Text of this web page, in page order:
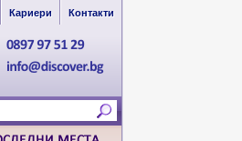
Кариери Контакти